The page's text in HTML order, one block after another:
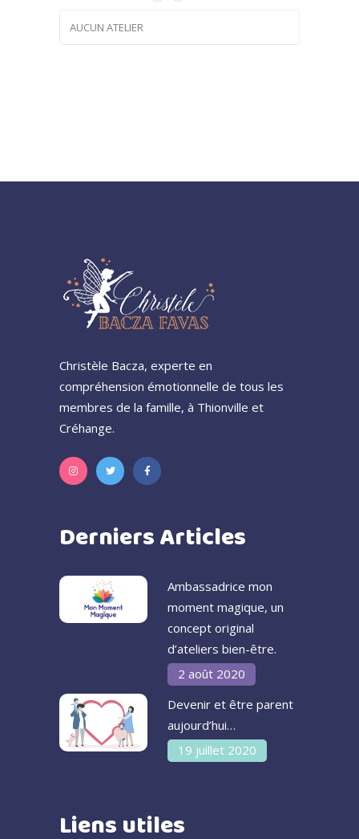
AUCUN ATELIER
Christèle Bacza, experte en
compréhension émotionnelle de tous les
membres de la famille, à Thionville et
Créhange.
Derniers Articles
Ambassadrice mon
moment magique, un
concept original
d’ateliers bien-être.
2 août 2020
Devenir et être parent
aujourd’hui…
19 juillet 2020
Liens utiles